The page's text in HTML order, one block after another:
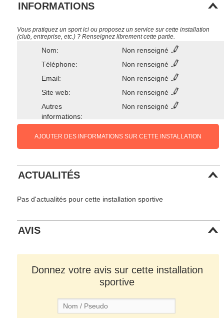
INFORMATIONS
Vous pratiquez un sport ici ou proposez un service sur cette installation
(club, entreprise, etc.) ? Renseignez librement cette partie.
Nom:
Non renseigné
Téléphone:
Non renseigné
Email:
Non renseigné
Site web:
Non renseigné
Autres
informations:
Non renseigné
AJOUTER DES INFORMATIONS SUR CETTE INSTALLATION
ACTUALITÉS
Pas d'actualités pour cette installation sportive
AVIS
Donnez votre avis sur cette installation
sportive